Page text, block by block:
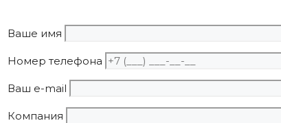
Ваше имя
Номер телефона
Ваш e-mail
Компания